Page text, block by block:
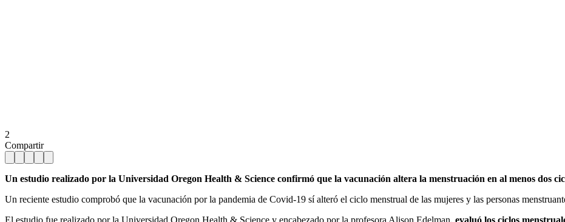
2
Compartir
Un estudio realizado por la Universidad Oregon Health & Science confirmó que la vacunación altera la menstruación en al menos dos
Un reciente estudio comprobó que la vacunación por la pandemia de Covid-19 sí alteró el ciclo menstrual de las mujeres y las personas
El estudio fue realizado por la Universidad Oregon Health & Science y encabezado por la profesora Alison Edelman, evaluó los ciclos